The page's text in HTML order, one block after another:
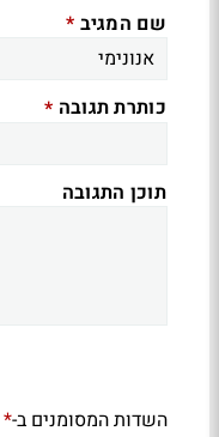
שם המגיב *
כותרת תגובה *
תוכן התגובה
השדות המסומנים ב-*